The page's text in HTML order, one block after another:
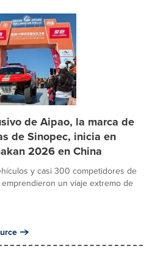
de Aipao, la marca de
de Sinopec, inicia en
2026 en China
y casi 300 competidores de
un viaje extremo de